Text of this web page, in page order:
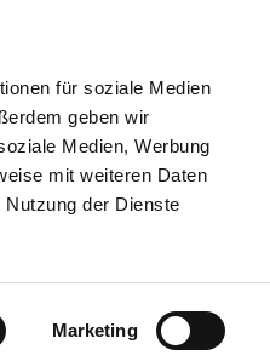
für soziale Medien
geben wir
Medien, Werbung
mit weiteren Daten
der Dienste
Marketing